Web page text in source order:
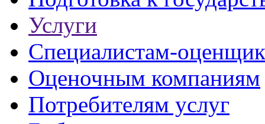
Услуги
Специалистам-
Оценочным компаниям
Потребителям услуг